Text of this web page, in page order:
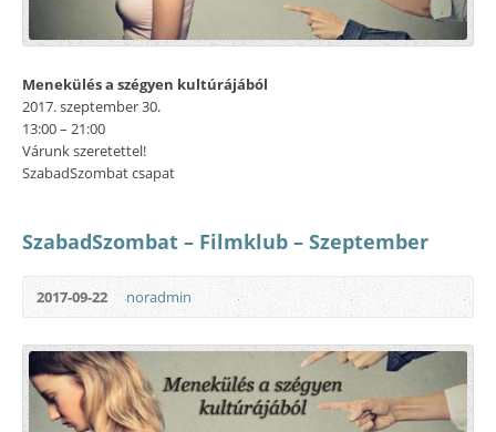
Menekülés a szégyen kultúrájából
2017. szeptember 30.
13:00 – 21:00
Várunk szeretettel!
SzabadSzombat csapat
SzabadSzombat – Filmklub – Szeptember
2017-09-22 noradmin